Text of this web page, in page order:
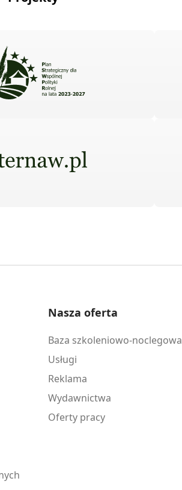
Nasza oferta
Baza szkoleniowo-noclegowa
Usługi
Reklama
Wydawnictwa
Oferty pracy